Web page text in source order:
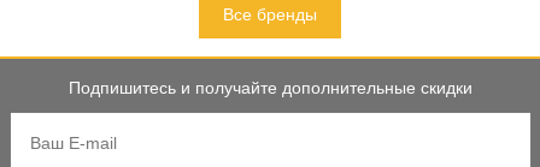
Все бренды
Подпишитесь и получайте дополнительные скидки